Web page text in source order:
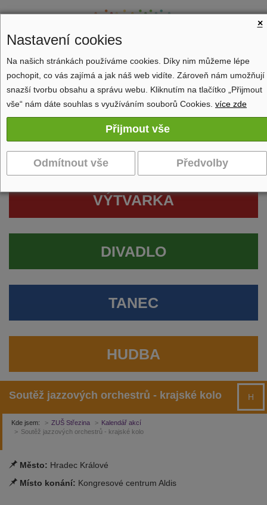
Zobrazit navigaci
VÝTVARKA
DIVADLO
TANEC
HUDBA
Soutěž jazzových orchestrů - krajské kolo H
Kde jsem: ZUŠ Střezina
Kalendář akcí
Soutěž jazzových orchestrů - krajské kolo
Město: Hradec Králové
Místo konání: Kongresové centrum Aldis
×
Nastavení cookies
Na našich stránkách používáme cookies. Díky nim můžeme lépe
pochopit, co vás zajímá a jak náš web vidíte. Zároveň nám umožňují
snazší tvorbu obsahu a správu webu. Kliknutím na tlačítko „Přijmout
vše“ nám dáte souhlas s využíváním souborů Cookies. více zde